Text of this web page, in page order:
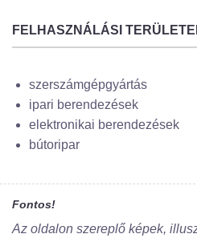
FELHASZNÁLÁSI
szerszámgépgyártás
ipari berendezések
elektronikai berendezések
bútoripar
Fontos!
Az oldalon szereplő képek,